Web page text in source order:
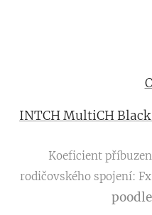
INTCH MultiCH
Koeficient
rodičovského spojení: